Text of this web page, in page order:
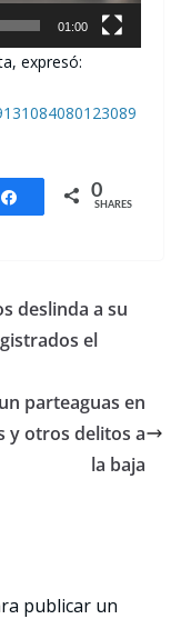
01:00
expresó:
Share 0
SHARES
deslinda a su
el
parteaguas en
y otros delitos a
la baja
publicar un